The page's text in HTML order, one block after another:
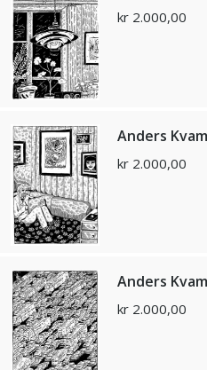
kr 2.000,00
Anders
kr 2.000,00
Anders
kr 2.000,00